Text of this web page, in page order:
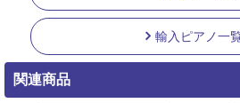
輸入ピアノ一
関連商品